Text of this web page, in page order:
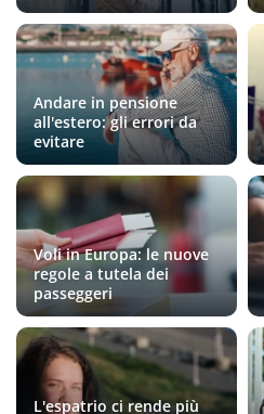
Andare in pensione
all'estero: gli errori da
evitare
Voli in Europa: le nuove
regole a tutela dei
passeggeri
L'espatrio ci rende più